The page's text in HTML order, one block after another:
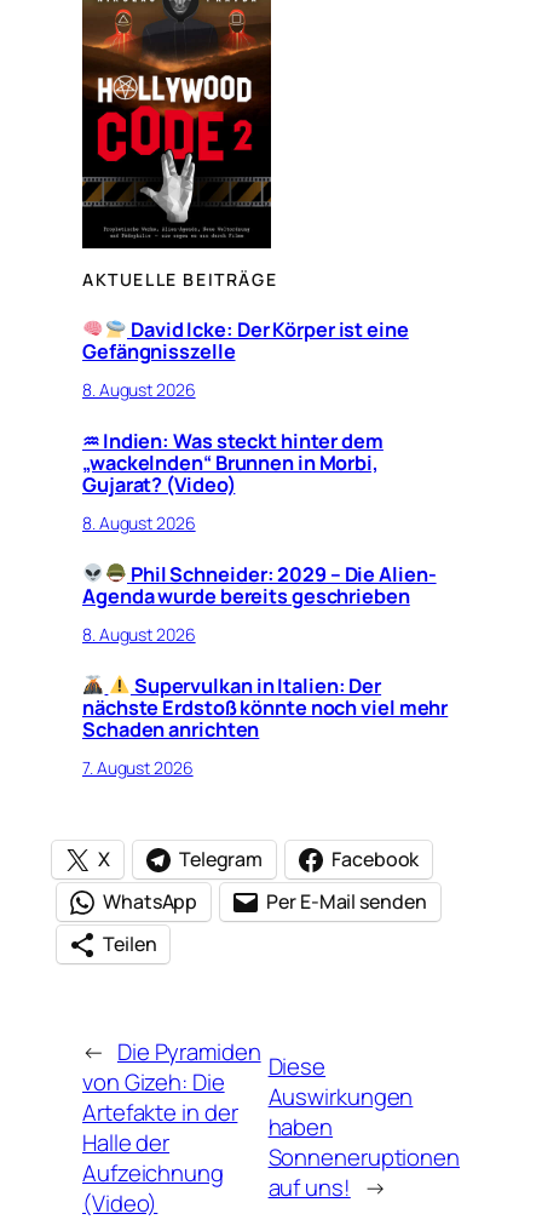
AKTUELLE BEITRÄGE
David Icke: Der Körper ist eine
Gefängnisszelle
8. August 2026
♒︎ Indien: Was steckt hinter dem
„wackelnden“ Brunnen in Morbi,
Gujarat? (Video)
8. August 2026
Phil Schneider: 2029 – Die Alien-
Agenda wurde bereits geschrieben
8. August 2026
Supervulkan in Italien: Der
nächste Erdstoß könnte noch viel mehr
Schaden anrichten
7. August 2026
X Telegram
Facebook
WhatsApp
Per E-Mail senden
Teilen
← Die Pyramiden
von Gizeh: Die
Artefakte in der
Halle der
Aufzeichnung
(Video)
Diese
Auswirkungen
haben
Sonneneruptionen
auf uns! →